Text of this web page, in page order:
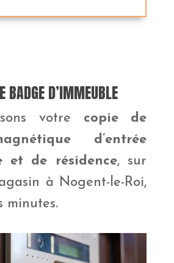
BADGE D’IMMEUBLE
votre copie de
d’entrée
et de résidence, sur
à Nogent-le-Roi,
minutes.